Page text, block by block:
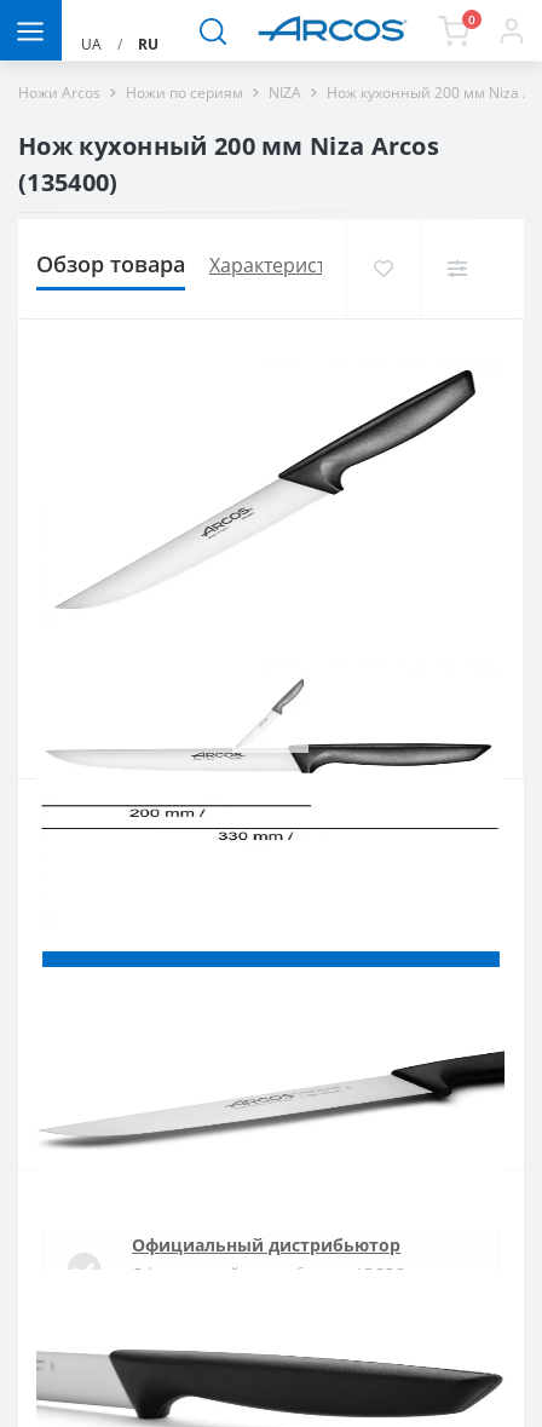
UA / RU
0
Ножи Arcos Ножи по сериям NIZA Нож кухонный 200 мм Niza
Нож кухонный 200 мм Niza Arcos
(135400)
Обзор товара Характеристики Доставка и
Артикул:135400
Введите номер телефона и мы перезвоним
Официальный дистрибьютор
Официальный дистрибьютор ARCOS в
Быстрая доставка
Доставка в течении 1-3 дней по Украине